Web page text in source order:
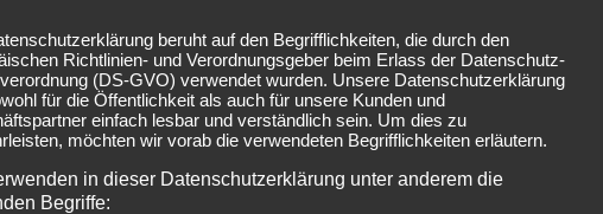
beruht auf den Begrifflichkeiten, die durch den
Richtlinien- und Verordnungsgeber beim Erlass der Datenschutz-
(DS-GVO) verwendet wurden. Unsere Datenschutzerklärung
für die Öffentlichkeit als auch für unsere Kunden und
einfach lesbar und verständlich sein. Um dies zu
möchten wir vorab die verwendeten Begrifflichkeiten erläutern.
in dieser Datenschutzerklärung unter anderem die
Begriffe: